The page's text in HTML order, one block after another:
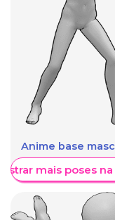
Anime base
mais poses na